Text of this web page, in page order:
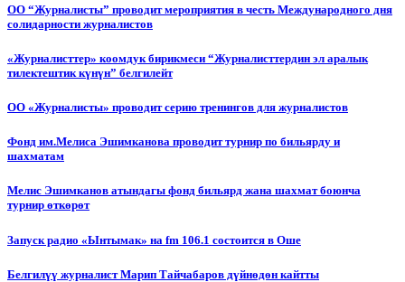
ОО “Журналисты” проводит мероприятия в честь Международного дня
солидарности журналистов
«Журналисттер» коомдук бирикмеси “Журналисттердин эл аралык
тилектештик күнүн” белгилейт
ОО «Журналисты» проводит серию тренингов для журналистов
Фонд им.Мелиса Эшимканова проводит турнир по бильярду и
шахматам
Мелис Эшимканов атындагы фонд бильярд жана шахмат боюнча
турнир өткөрөт
Запуск радио «Ынтымак» на fm 106.1 состоится в Оше
Белгилүү журналист Марип Тайчабаров дүйнөдөн кайтты